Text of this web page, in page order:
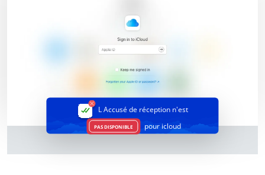
L Accusé de réception n'est
PAS DISPONIBLE pour icloud